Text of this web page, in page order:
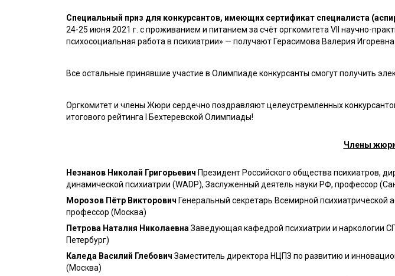
Специальный приз для конкурсантов, имеющих сертификат специалиста
24-25 июня 2021 г. с проживанием и питанием за счёт оргкомитета VII научно-
психосоциальная работа в психиатрии» — получают Герасимова Валерия
Все остальные принявшие участие в Олимпиаде конкурсанты смогут получить
Оргкомитет и члены Жюри сердечно поздравляют целеустремленных
итогового рейтинга I Бехтеревской Олимпиады!
Члены
Незнанов Николай Григорьевич Президент Российского общества психиатров,
динамической психиатрии (WADP), Заслуженный деятель науки РФ, профессор
Морозов Пётр Викторович Генеральный секретарь Всемирной
профессор (Москва)
Петрова Наталия Николаевна Заведующая кафедрой психиатрии и наркологии
Петербург)
Каледа Василий Глебович Заместитель директора НЦПЗ по развитию и
(Москва)